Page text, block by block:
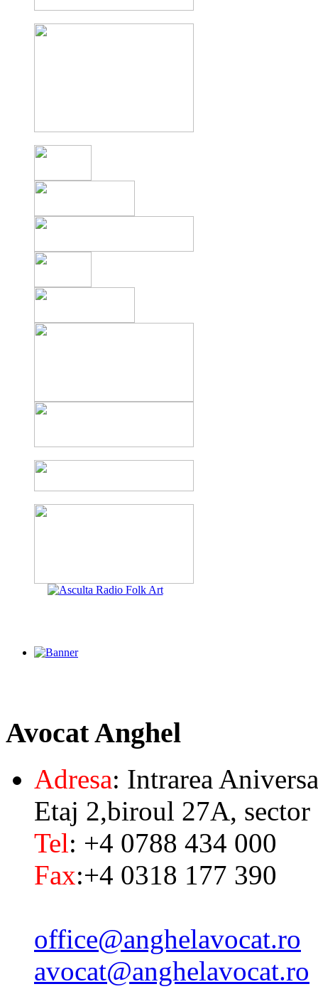
AvocatAnghel
Adresa: Intrarea
Etaj 2,biroul 27A, sector
Tel: +4 0788 434 000
Fax:+4 0318 177 390
office@anghelavocat.ro
avocat@anghelavocat.ro